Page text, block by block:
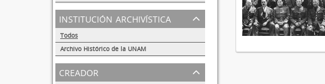
1
institución archivística
Todos
Archivo Histórico de la UNAM
1
creador